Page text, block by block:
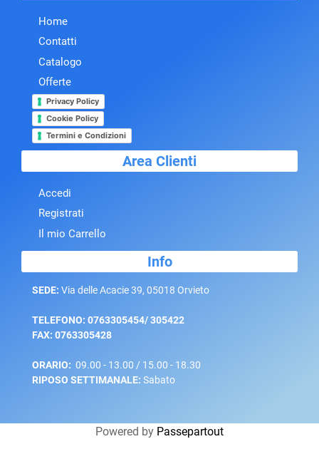
Home
Contatti
Catalogo
Offerte
Privacy Policy
Cookie Policy
Termini e Condizioni
Area Clienti
Accedi
Registrati
Il mio Carrello
Info
SEDE: Via delle Acacie 39, 05018 Orvieto
TELEFONO: 0763305454/ 305422
FAX: 0763305428
ORARIO: 09.00 - 13.00 / 15.00 - 18.30
RIPOSO SETTIMANALE: Sabato
Powered by Passepartout